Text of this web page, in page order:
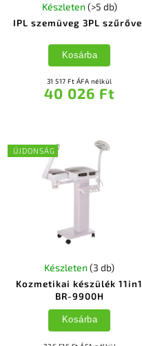
IPL szemüveg 3PL
Készleten (>5 db)
31 517 Ft ÁFA nélkül
40 026 Ft
Kosárba
ÚJDONSÁG
Kozmetikai készülék 11in1
BR-9900H
Készleten(3 db)
Kosárba